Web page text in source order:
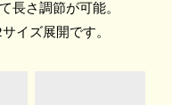
長さ調節が可能。
イズ展開です。